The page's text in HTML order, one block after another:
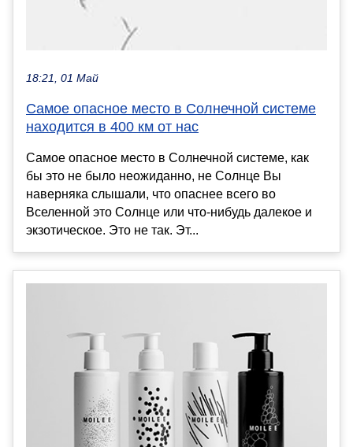
18:21, 01 Май
Самое опасное место в Солнечной системе
находится в 400 км от нас
Самое опасное место в Солнечной системе, как
бы это не было неожиданно, не Солнце Вы
наверняка слышали, что опаснее всего во
Вселенной это Солнце или что-нибудь далекое и
экзотическое. Это не так. Эт...